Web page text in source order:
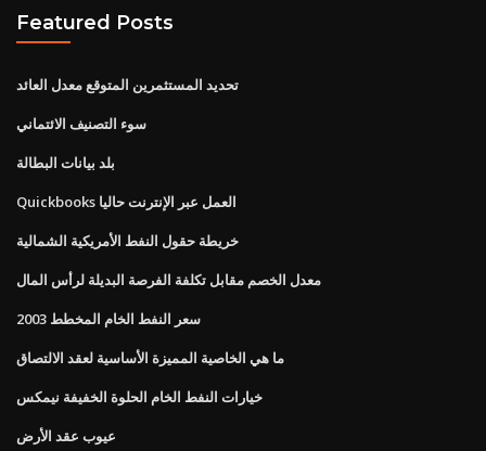
Featured Posts
تحديد المستثمرين المتوقع معدل العائد
سوء التصنيف الائتماني
بلد بيانات البطالة
Quickbooks العمل عبر الإنترنت حاليا
خريطة حقول النفط الأمريكية الشمالية
معدل الخصم مقابل تكلفة الفرصة البديلة لرأس المال
سعر النفط الخام المخطط 2003
ما هي الخاصية المميزة الأساسية لعقد الالتصاق
خيارات النفط الخام الحلوة الخفيفة نيمكس
عيوب عقد الأرض